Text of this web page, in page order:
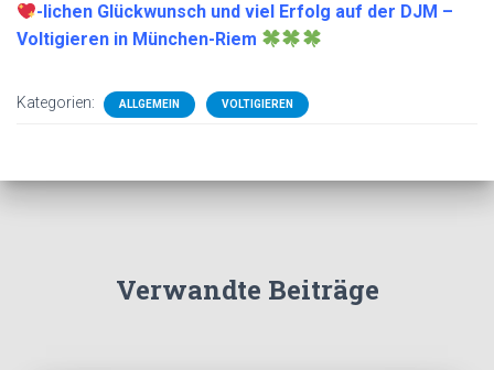
-lichen Glückwunsch und viel Erfolg auf der DJM –
Voltigieren in München-Riem
Kategorien: ALLGEMEIN VOLTIGIEREN
Verwandte Beiträge